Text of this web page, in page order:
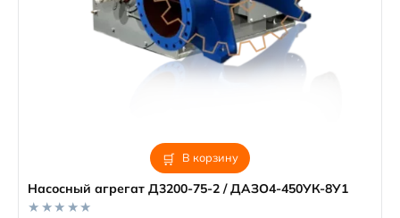
В корзину
Насосный агрегат Д3200-75-2 / ДАЗО4-450УК-8У1